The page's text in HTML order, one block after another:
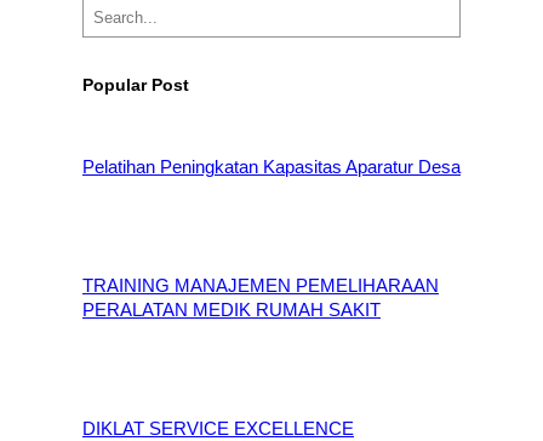
Popular Post
Pelatihan Peningkatan Kapasitas Aparatur Desa
TRAINING MANAJEMEN PEMELIHARAAN
PERALATAN MEDIK RUMAH SAKIT
DIKLAT SERVICE EXCELLENCE